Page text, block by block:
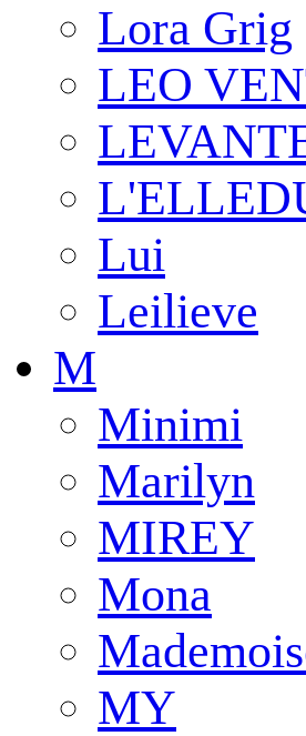
Lora Grig
LEO
Lui
Leilieve
M
Minimi
Marilyn
MIREY
Mona
MY